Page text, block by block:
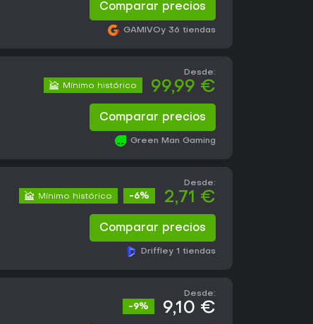
Comparar precios
GAMIVOy 36 tiendas
Mínimo histórico
Desde:
99,99 €
Comparar precios
Green Man Gaming
Mínimo histórico -6%
Desde:
2,71 €
Comparar precios
Driffley 1 tiendas
-9%
Desde:
9,10 €